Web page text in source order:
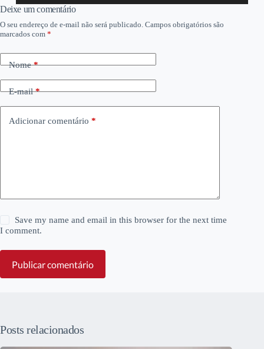
áudio
Deixe um comentário
O seu endereço de e-mail não será publicado. Campos obrigatórios são
marcados com *
Nome*
E-mail*
Adicionar comentário *
Save my name and email in this browser for the next time
I comment.
Publicar comentário
Posts relacionados